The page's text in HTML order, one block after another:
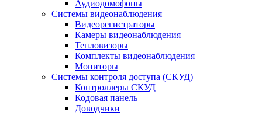
Аудиодомофоны
Системы видеонаблюдения
Видеорегистраторы
Камеры видеонаблюдения
Тепловизоры
Комплекты видеонаблюдения
Мониторы
Системы контроля доступа (СКУД)
Контроллеры СКУД
Кодовая панель
Доводчики